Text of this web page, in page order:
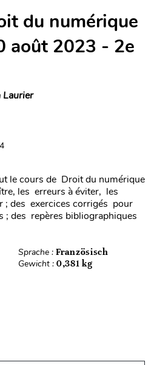
du numérique
août 2023 - 2e
Laurier
le cours de Droit du numérique
les erreurs à éviter, les
; des exercices corrigés pour
; des repères bibliographiques
Sprache : Französisch
Gewicht : 0,381 kg